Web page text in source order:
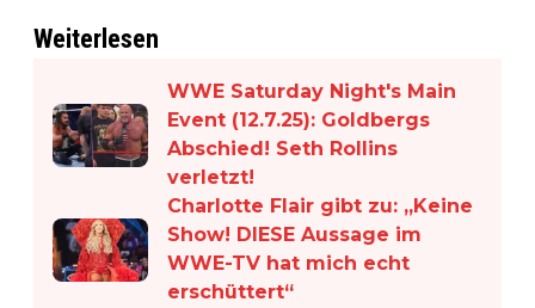
Weiterlesen
WWE Saturday Night's Main
Event (12.7.25): Goldbergs
Abschied! Seth Rollins
verletzt!
Charlotte Flair gibt zu: „Keine
Show! DIESE Aussage im
WWE-TV hat mich echt
erschüttert“